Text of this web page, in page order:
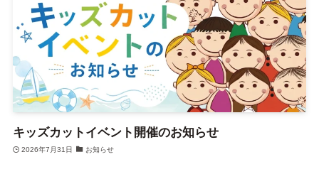
キッズカットイベント開催のお知らせ
2026年7月31日 お知らせ